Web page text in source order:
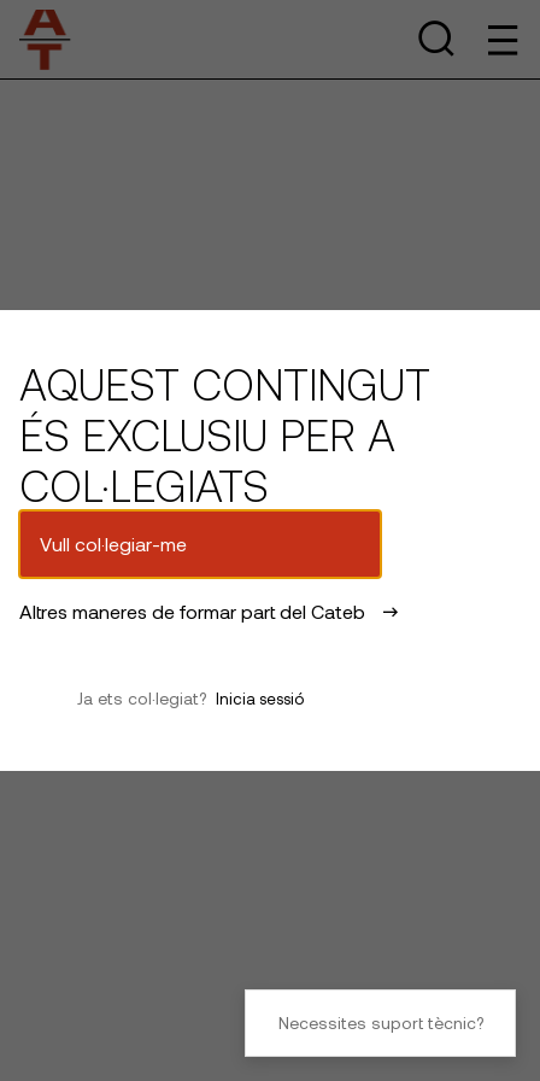
AQUEST CONTINGUT
ÉS EXCLUSIU PER A
COL·LEGIATS
Vull col·legiar-me
Altres maneres de formar part del Cateb
Ja ets col·legiat? Inicia sessió
Necessites suport tècnic?